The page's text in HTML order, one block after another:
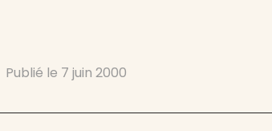
Publié le 7 juin 2000